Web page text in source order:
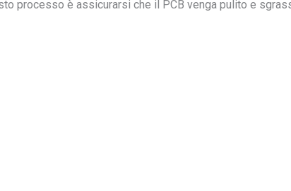
processo è assicurarsi che il PCB venga pulito e